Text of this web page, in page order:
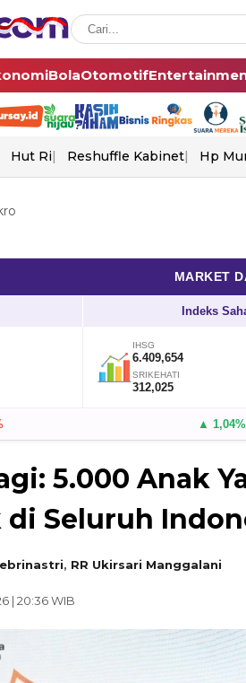
BolaOtomotif
Hut Ri Reshuffle Kabinet Hp
MARKET
Indeks
IHSG
6.409,654
SRIKEHATI
312,025
▲ 1,04%
5.000 Anak
di Seluruh
, RR Ukirsari Manggalani
| 20:36 WIB